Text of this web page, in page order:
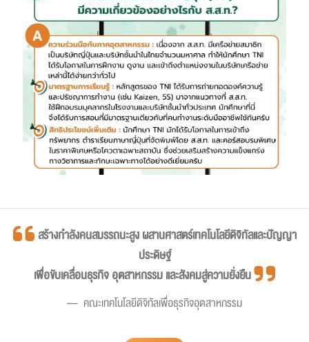
สร้างกำลังคนสมรรถนะสูง ผสานศาสตร์เทคโนโลยีดิจิทัลและปัญญา
ประดิษฐ์
เพื่อขับเคลื่อนธุรกิจ อุตสาหกรรม และสังคมสู่ความยั่งยืน
คณะเทคโนโลยีดิจิทัลเพื่อธุรกิจอุตสาหกรรม